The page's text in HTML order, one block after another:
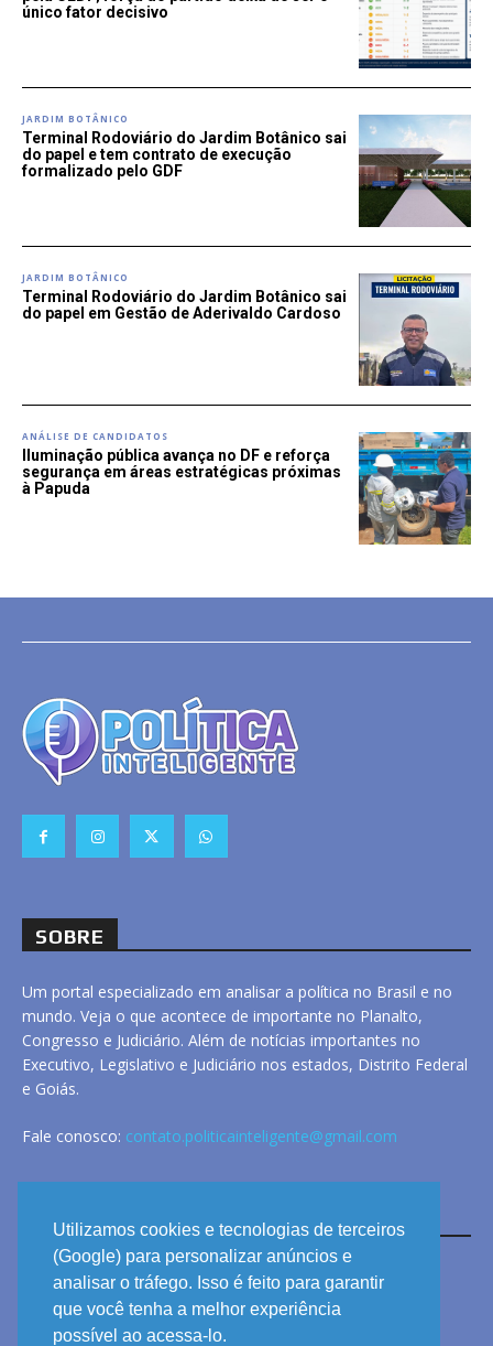
Utilizamos cookies e tecnologias de terceiros
(Google) para personalizar anúncios e
analisar o tráfego. Isso é feito para garantir
que você tenha a melhor experiência
possível ao acessa-lo.
único fator decisivo
JARDIM BOTÂNICO
Terminal Rodoviário do Jardim Botânico sai
do papel e tem contrato de execução
formalizado pelo GDF
JARDIM BOTÂNICO
Terminal Rodoviário do Jardim Botânico sai
do papel em Gestão de Aderivaldo Cardoso
ANÁLISE DE CANDIDATOS
Iluminação pública avança no DF e reforça
segurança em áreas estratégicas próximas
à Papuda
SOBRE
Um portal especializado em analisar a política no Brasil e no
mundo. Veja o que acontece de importante no Planalto,
Congresso e Judiciário. Além de notícias importantes no
Executivo, Legislativo e Judiciário nos estados, Distrito Federal
e Goiás.
Fale conosco: contato.politicainteligente@gmail.com
LINKS
ANUNCIE
PRIVACIDADE